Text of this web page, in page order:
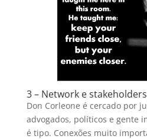
3 – Network e stakeholders
Don Corleone é cercado por
advogados, políticos e gente
é tipo. Conexões muito